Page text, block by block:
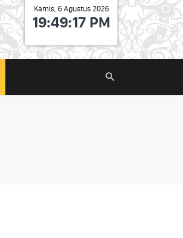
Kamis, 6 Agustus 2026
19:49:17 PM